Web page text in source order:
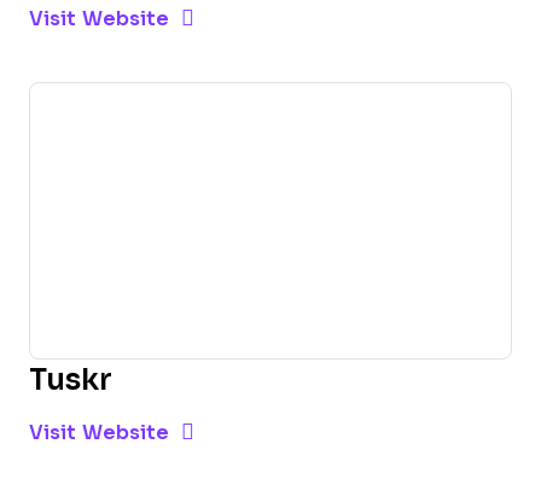
Visit Website Opens New Window
Tuskr
Visit Website Opens New Window